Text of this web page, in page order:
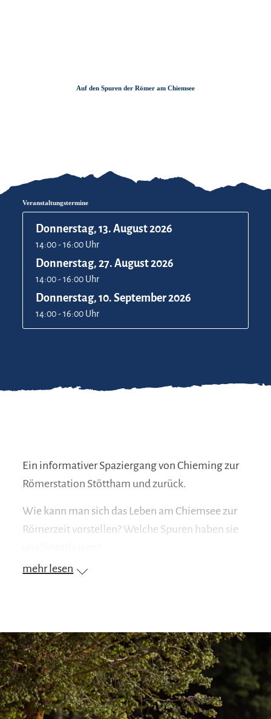
Auf den Spuren der Römer am Chiemsee
Veranstaltungstermine
Donnerstag, 13. August 2026
14:00 - 16:00 Uhr
Donnerstag, 27. August 2026
14:00 - 16:00 Uhr
Donnerstag, 10. September 2026
14:00 - 16:00 Uhr
Ein informativer Spaziergang von Chieming zur
Römerstation Stöttham und zurück.
Wie kann man sich das Leben am Chiemsee zur
Römerzeit vorstellen? Welche Spuren haben sie
Diese und viele andere Fragen werden im
Römerstation Stöttham geklärt. Dabei erhalten
interessierte Teilnehmer einen Einblick in das
spannende Alltagsleben der Römer, speziell in
der Chiemsee-Region und deren uns bis heute
erhaltenen Relikte.
mehr lesen